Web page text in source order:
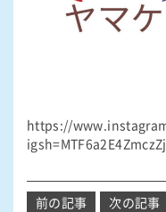
https://
投
前の記事 次の記事